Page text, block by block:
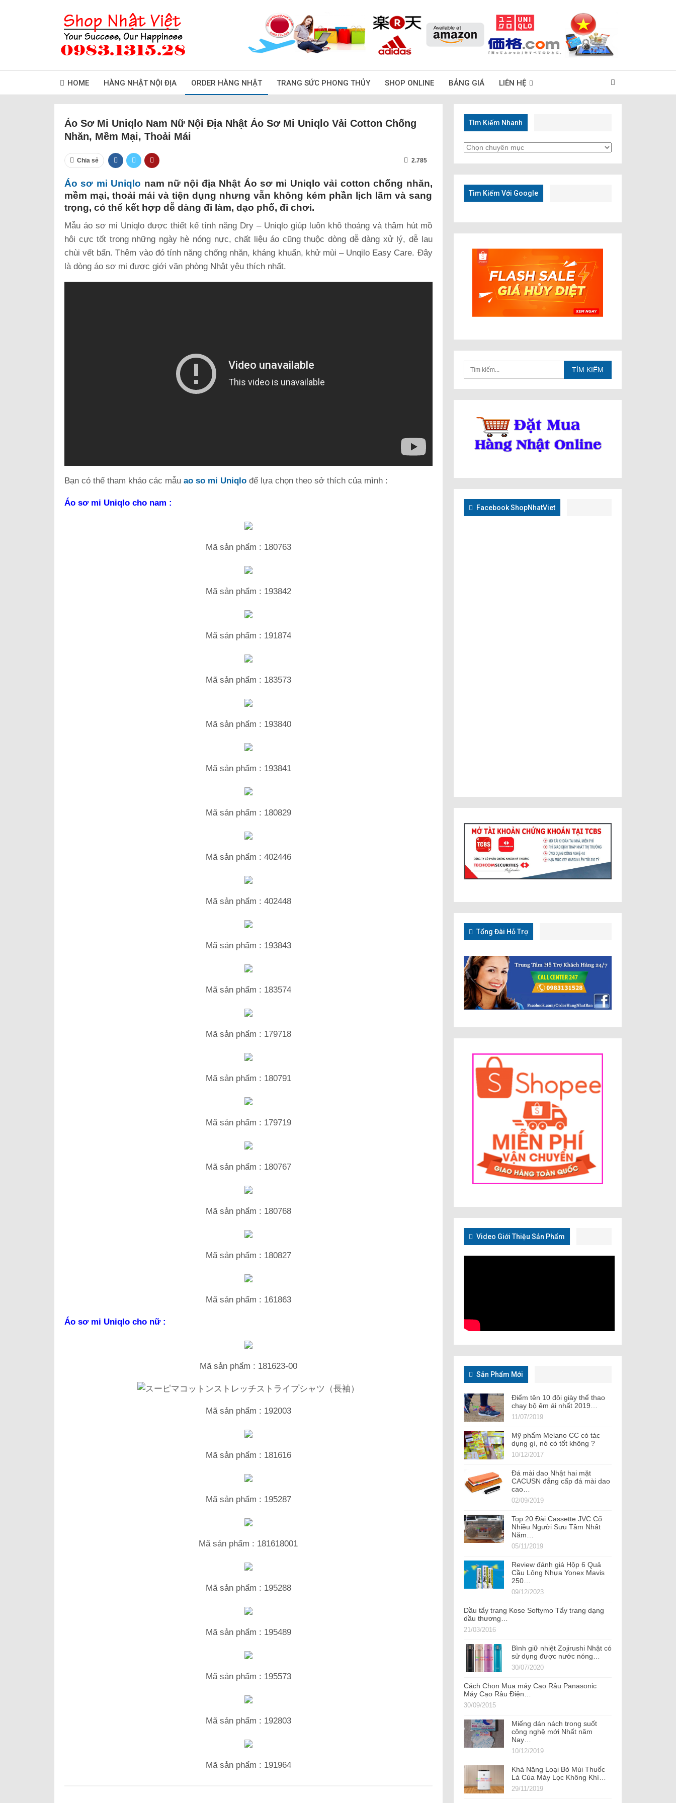
HOME HÀNG NHẬT NỘI ĐỊA ORDER HÀNG NHẬT TRANG SỨC PHONG THỦY SHOP ONLINE BẢNG GIÁ LIÊN HỆ
Áo Sơ Mi Uniqlo Nam Nữ Nội Địa Nhật Áo Sơ Mi Uniqlo Vải Cotton Chống
Nhăn, Mềm Mại, Thoải Mái
Chia sẻ 2.785
Áo sơ mi Uniqlo nam nữ nội địa Nhật Áo sơ mi Uniqlo vải cotton chống nhăn,
mềm mại, thoải mái và tiện dụng nhưng vẫn không kém phần lịch lãm và sang
trọng, có thể kết hợp dễ dàng đi làm, dạo phố, đi chơi.
Mẫu áo sơ mi Uniqlo được thiết kế tính năng Dry – Uniqlo giúp luôn khô thoáng và thâm hút mồ
hôi cực tốt trong những ngày hè nóng nực, chất liệu áo cũng thuộc dòng dễ dàng xử lý, dễ lau
chùi vết bẩn. Thêm vào đó tính năng chống nhăn, kháng khuẩn, khử mùi – Unqilo Easy Care. Đây
là dòng áo sơ mi được giới văn phòng Nhật yêu thích nhất.
Bạn có thể tham khảo các mẫu ao so mi Uniqlo để lựa chọn theo sở thích của mình :
Áo sơ mi Uniqlo cho nam :
Mã sản phẩm : 180763
Mã sản phẩm : 193842
Mã sản phẩm : 191874
Mã sản phẩm : 183573
Mã sản phẩm : 193840
Mã sản phẩm : 193841
Mã sản phẩm : 180829
Mã sản phẩm : 402446
Mã sản phẩm : 402448
Mã sản phẩm : 193843
Mã sản phẩm : 183574
Mã sản phẩm : 179718
Mã sản phẩm : 180791
Mã sản phẩm : 179719
Mã sản phẩm : 180767
Mã sản phẩm : 180768
Mã sản phẩm : 180827
Mã sản phẩm : 161863
Áo sơ mi Uniqlo cho nữ :
Mã sản phẩm : 181623-00
Mã sản phẩm : 192003
Mã sản phẩm : 181616
Mã sản phẩm : 195287
Mã sản phẩm : 181618001
Mã sản phẩm : 195288
Mã sản phẩm : 195489
Mã sản phẩm : 195573
Mã sản phẩm : 192803
Mã sản phẩm : 191964
Tìm Kiếm Nhanh
Tìm
Tìm Kiếm Với Google
Facebook ShopNhatViet
Tổng Đài Hỗ Trợ
Video Giới Thiệu Sản Phẩm
Sản Phẩm Mới
Điểm tên 10 đôi giày thể thao
chạy bộ êm ái nhất 2019…
11/07/2019
Mỹ phẩm Melano CC có tác
dụng gì, nó có tốt không ?
10/12/2017
Đá mài dao Nhật hai mặt
CACUSN đẳng cấp đá mài dao
cao…
02/09/2019
Top 20 Đài Cassette JVC Cổ
Nhiều Người Sưu Tầm Nhất
Năm…
05/11/2019
Review đánh giá Hộp 6 Quả
Cầu Lông Nhựa Yonex Mavis
250…
09/12/2023
Dầu tẩy trang Kose Softymo Tẩy trang dạng
dầu thương…
21/03/2016
Bình giữ nhiệt Zojirushi Nhật có
sử dụng được nước nóng…
30/07/2020
Cách Chọn Mua máy Cạo Râu Panasonic
Máy Cạo Râu Điện…
30/09/2015
Miếng dán nách trong suốt
công nghệ mới Nhất năm
Nay…
10/12/2019
Khả Năng Loại Bỏ Mùi Thuốc
Lá Của Máy Lọc Không Khí…
29/11/2019